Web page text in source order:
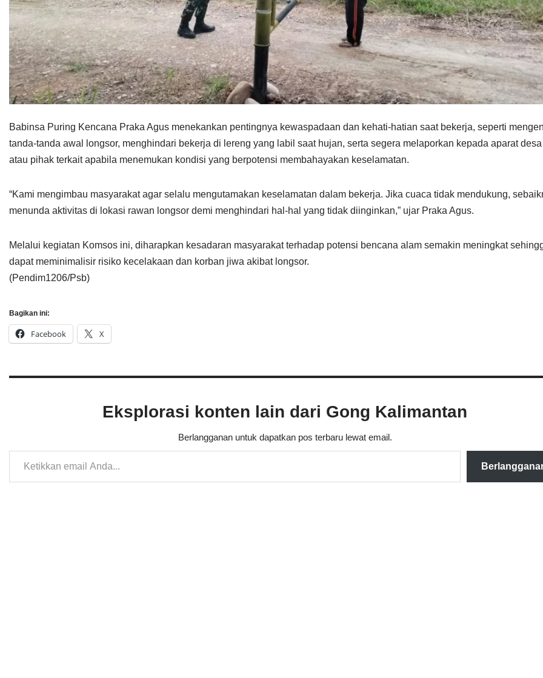
Babinsa Puring Kencana Praka Agus menekankan pentingnya kewaspadaan dan kehati-hatian saat bekerja, seperti
tanda-tanda awal longsor, menghindari bekerja di lereng yang labil saat hujan, serta segera melaporkan kepada aparat desa
atau pihak terkait apabila menemukan kondisi yang berpotensi membahayakan keselamatan.
“Kami mengimbau masyarakat agar selalu mengutamakan keselamatan dalam bekerja. Jika cuaca tidak mendukung,
menunda aktivitas di lokasi rawan longsor demi menghindari hal-hal yang tidak diinginkan,” ujar Praka Agus.
Melalui kegiatan Komsos ini, diharapkan kesadaran masyarakat terhadap potensi bencana alam semakin meningkat
dapat meminimalisir risiko kecelakaan dan korban jiwa akibat longsor.
(Pendim1206/Psb)
Bagikan ini:
Facebook X
Eksplorasi konten lain dari Gong Kalimantan
Berlangganan untuk dapatkan pos terbaru lewat email.